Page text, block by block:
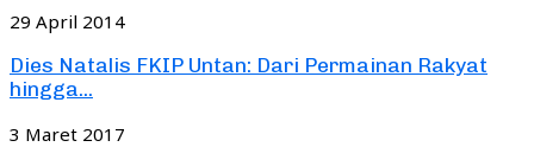
29 April 2014
Dies Natalis FKIP Untan: Dari Permainan Rakyat
hingga...
3 Maret 2017